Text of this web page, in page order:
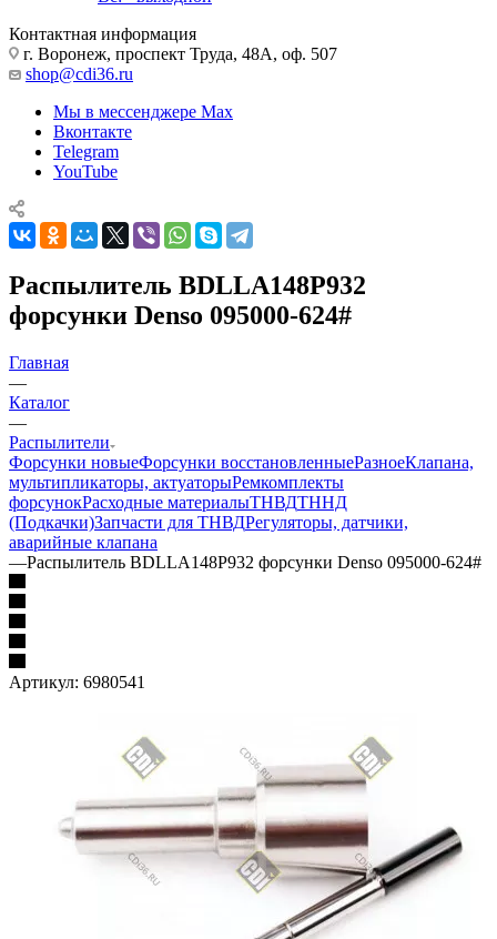
Контактная информация
г. Воронеж, проспект Труда, 48А, оф. 507
shop@cdi36.ru
Мы в мессенджере Max
Вконтакте
Telegram
YouTube
Распылитель BDLLA148P932
форсунки Denso 095000-624#
Главная
—
Каталог
—
Распылители
Форсунки новыеФорсунки восстановленныеРазноеКлапана,
мультипликаторы, актуаторыРемкомплекты
форсунокРасходные материалыТНВДТННД
(Подкачки)Запчасти для ТНВДРегуляторы, датчики,
аварийные клапана
—Распылитель BDLLA148P932 форсунки Denso 095000-624#
Артикул: 6980541